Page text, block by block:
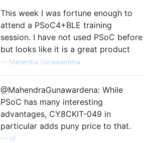
This week I was fortune enough to
attend a PSoC4+BLE training
session. I have not used PSoC before
but looks like it is a great product
— Mahendra Gunawardena
@MahendraGunawardena: While
PSoC has many interesting
advantages, CY8CKIT-049 in
particular adds puny price to that.
— SF.